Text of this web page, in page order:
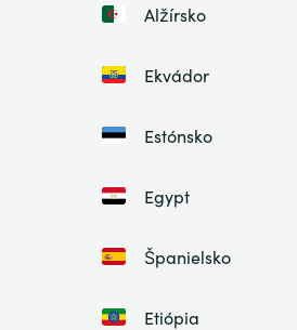
Alžírsko
Ekvádor
Estónsko
Egypt
Španielsko
Etiópia